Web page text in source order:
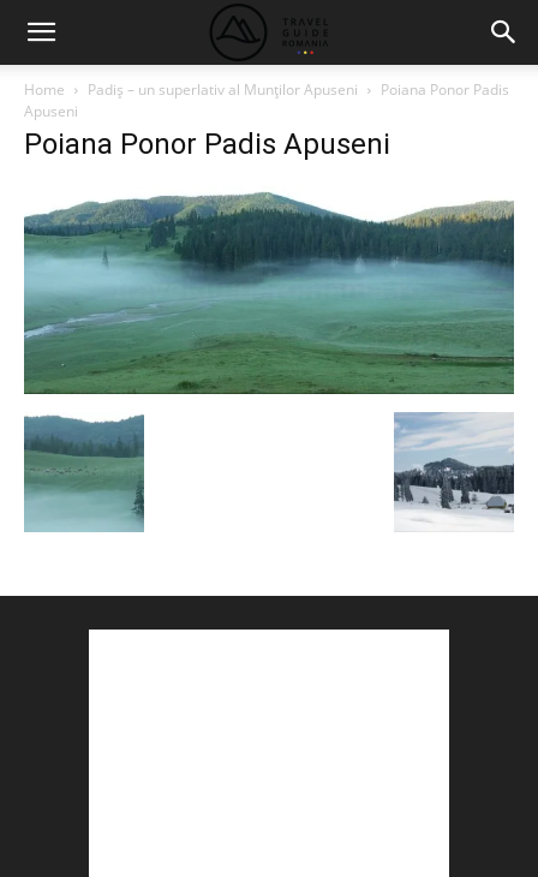
Home Padiş – un superlativ al Munţilor Apuseni
Poiana Ponor Padis
Apuseni
Poiana Ponor Padis Apuseni